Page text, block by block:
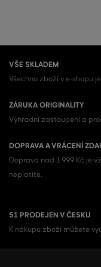
VŠE SKLADEM
Všechno zboží v e-shopu
ZÁRUKA ORIGINALITY
Výhradní zastoupení a
DOPRAVA A VRÁCENÍ
Doprava nad 1 999 Kč je
neplatíte.
51 PRODEJEN V ČESKU
K nákupu zboží můžete